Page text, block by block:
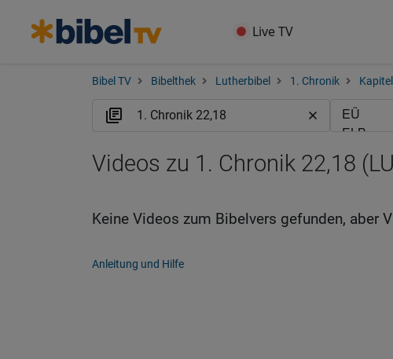
Live TV
Bibel TV Bibelthek Lutherbibel 1. Chronik
Videos zu 1. Chronik 22,18
Keine Videos zum Bibelvers gefunden, aber
Anleitung und Hilfe